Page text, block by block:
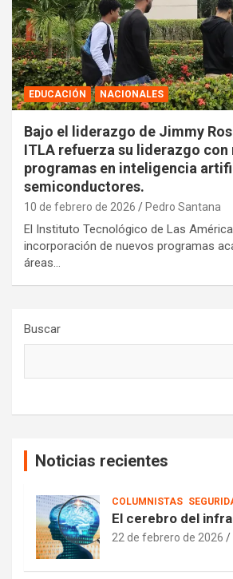
EDUCACIÓN NACIONALES
Bajo el liderazgo de Jimmy
ITLA refuerza su liderazgo con
programas en inteligencia
semiconductores.
10 de febrero de 2026 Pedro Santana
El Instituto Tecnológico de Las
incorporación de nuevos programas
áreas…
Buscar
Noticias recientes
COLUMNISTAS
El cerebro del
22 de febrero de 2026